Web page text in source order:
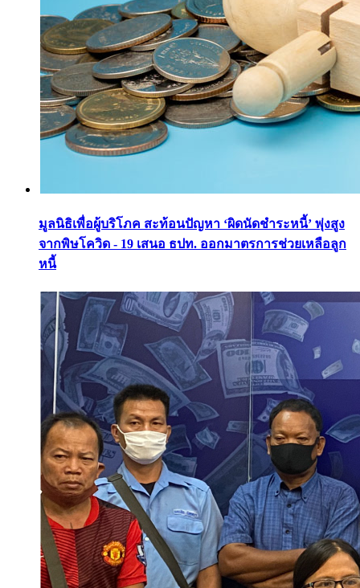
มูลนิธิเพื่อผู้บริโภค สะท้อนปัญหา ‘ผิดนัดชำระหนี้’ พุ่งสูง
จากพิษโควิด - 19 เสนอ ธปท. ออกมาตรการช่วยเหลือลูก
หนี้